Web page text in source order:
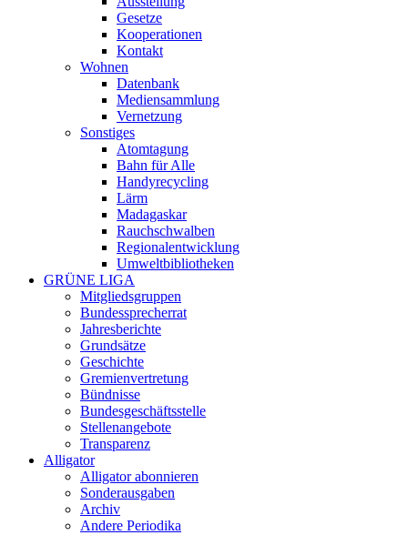
Gesetze
Kooperationen
Kontakt
Wohnen
Datenbank
Mediensammlung
Vernetzung
Sonstiges
Atomtagung
Bahn für Alle
Handyrecycling
Lärm
Madagaskar
Rauchschwalben
Regionalentwicklung
Umweltbibliotheken
GRÜNE LIGA
Mitgliedsgruppen
Bundessprecherrat
Jahresberichte
Grundsätze
Geschichte
Gremienvertretung
Bündnisse
Bundesgeschäftsstelle
Stellenangebote
Transparenz
Alligator
Alligator abonnieren
Sonderausgaben
Archiv
Andere Periodika